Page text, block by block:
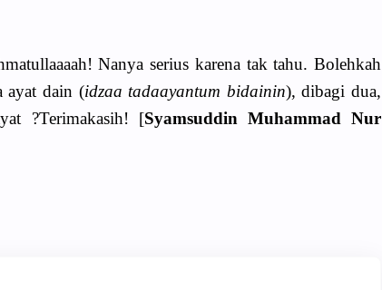
Nanya serius karena tak tahu. Bolehkah
ayat dain (idzaa tadaayantum bidainin), dibagi dua,
?Terimakasih! [Syamsuddin Muhammad Nur